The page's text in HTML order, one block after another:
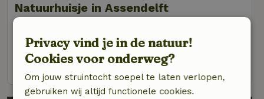
Natuurhuisje in Assendelft
Op 8 km afstand van Beverwijk
2 personen1 slaapkamer
Privacy vind je in de natuur!
Cookies voor onderweg?
Om jouw struintocht soepel te laten verlopen,
gebruiken wij altijd functionele cookies.